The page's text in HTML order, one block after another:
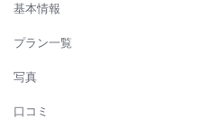
基本情報
プラン一覧
写真
口コミ